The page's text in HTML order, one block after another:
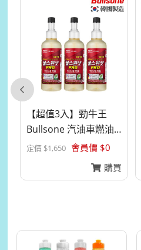
【超值3入】勁牛王
Bullsone 汽油車燃油
添...
定價 $1,650 會員價 $0
購買